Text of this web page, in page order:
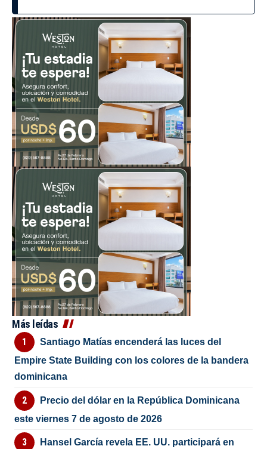
Más leídas
Santiago Matías encenderá las luces del
Empire State Building con los colores de la bandera
dominicana
Precio del dólar en la República Dominicana
este viernes 7 de agosto de 2026
Hansel García revela EE. UU. participará en